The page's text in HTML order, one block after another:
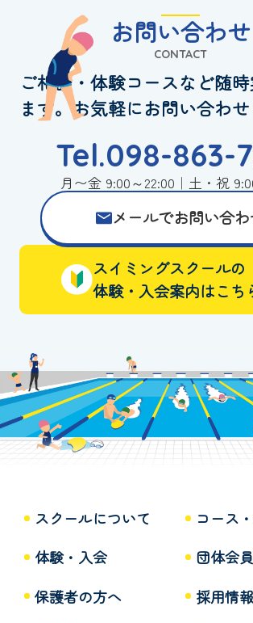
お問い合わせ
CONTACT
ご相談・体験コースなど随
ます。お気軽にお問い合わせ
Tel.098-863-
月〜金 9:00～22:00｜土・祝
メールでお問い合
スイミングスクールの
体験・入会案内はこち
スクールについて
コース
体験・入会
団体会
保護者の方へ
採用情報